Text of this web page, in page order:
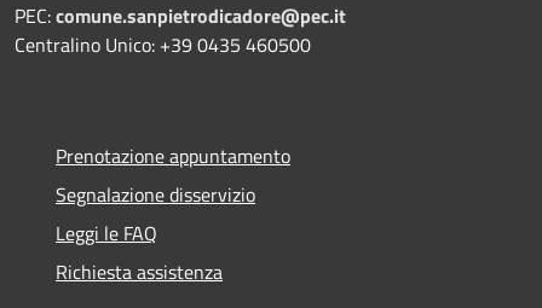
PEC:comune.sanpietrodicadore@pec.it
Centralino Unico: +39 0435 460500
Prenotazione appuntamento
Segnalazione disservizio
Leggi le FAQ
Richiesta assistenza